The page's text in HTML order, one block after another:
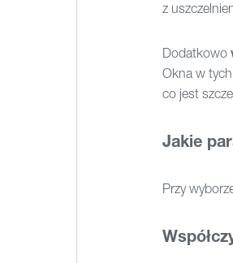
z
Dodatkowo
Okna w
co jest
Jakie
Przy